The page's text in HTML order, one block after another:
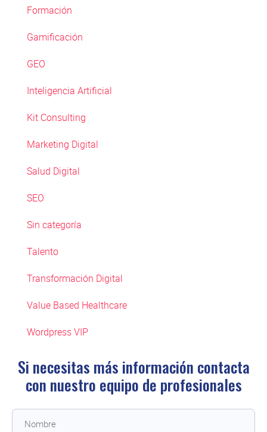
Formación
Gamificación
GEO
Inteligencia Artificial
Kit Consulting
Marketing Digital
Salud Digital
SEO
Sin categoría
Talento
Transformación Digital
Value Based Healthcare
Wordpress VIP
Si necesitas más información contacta
con nuestro equipo de profesionales